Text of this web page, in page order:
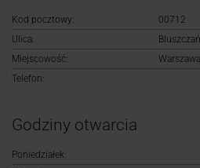
Logowanie
Kod pocztowy:
00712
Ulica:
Miejscowość:
Warszawa
Telefon:
Godziny otwarcia
Poniedziałek: